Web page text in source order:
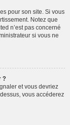
pour son site. Si vous
Notez que
n’est pas concerné
si vous ne
?
et vous devriez
vous accéderez